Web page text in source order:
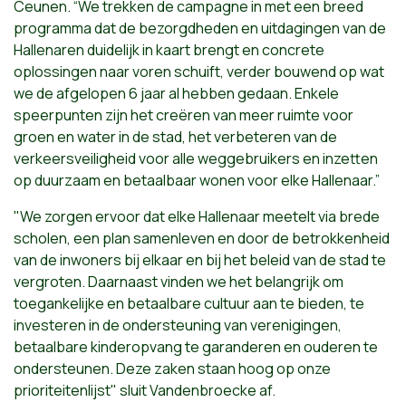
Ceunen. “We trekken de campagne in met een breed
programma dat de bezorgdheden en uitdagingen van de
Hallenaren duidelijk in kaart brengt en concrete
oplossingen naar voren schuift, verder bouwend op wat
we de afgelopen 6 jaar al hebben gedaan. Enkele
speerpunten zijn het creëren van meer ruimte voor
groen en water in de stad, het verbeteren van de
verkeersveiligheid voor alle weggebruikers en inzetten
op duurzaam en betaalbaar wonen voor elke Hallenaar.”
"We zorgen ervoor dat elke Hallenaar meetelt via brede
scholen, een plan samenleven en door de betrokkenheid
van de inwoners bij elkaar en bij het beleid van de stad te
vergroten. Daarnaast vinden we het belangrijk om
toegankelijke en betaalbare cultuur aan te bieden, te
investeren in de ondersteuning van verenigingen,
betaalbare kinderopvang te garanderen en ouderen te
ondersteunen. Deze zaken staan hoog op onze
prioriteitenlijst" sluit Vandenbroecke af.